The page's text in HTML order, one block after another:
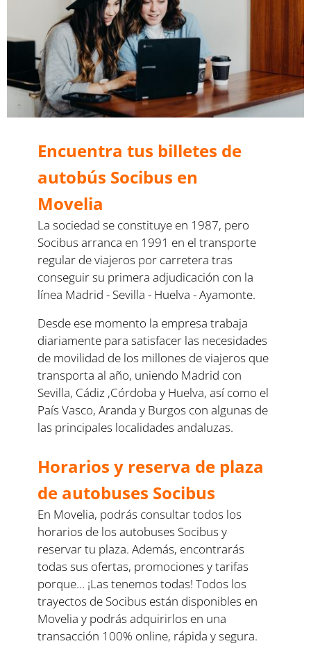
Encuentra tus billetes de
autobús Socibus en
Movelia
La sociedad se constituye en 1987, pero
Socibus arranca en 1991 en el transporte
regular de viajeros por carretera tras
conseguir su primera adjudicación con la
línea Madrid - Sevilla - Huelva - Ayamonte.
Desde ese momento la empresa trabaja
diariamente para satisfacer las necesidades
de movilidad de los millones de viajeros que
transporta al año, uniendo Madrid con
Sevilla, Cádiz ,Córdoba y Huelva, así como el
País Vasco, Aranda y Burgos con algunas de
las principales localidades andaluzas.
Horarios y reserva de plaza
de autobuses Socibus
En Movelia, podrás consultar todos los
horarios de los autobuses Socibus y
reservar tu plaza. Además, encontrarás
todas sus ofertas, promociones y tarifas
porque… ¡Las tenemos todas! Todos los
trayectos de Socibus están disponibles en
Movelia y podrás adquirirlos en una
transacción 100% online, rápida y segura.